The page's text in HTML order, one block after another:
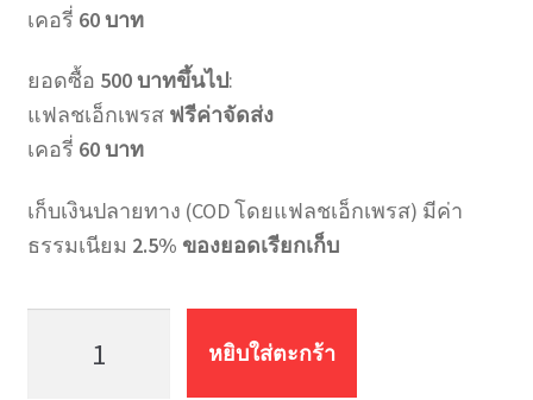
เคอรี่ 60 บาท
ยอดซื้อ 500 บาทขึ้นไป:
แฟลชเอ็กเพรส ฟรีค่าจัดส่ง
เคอรี่ 60 บาท
เก็บเงินปลายทาง (COD โดยแฟลชเอ็กเพรส) มีค่า
ธรรมเนียม 2.5% ของยอดเรียกเก็บ
หยิบใส่ตะกร้า